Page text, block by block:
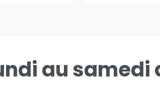
au samedi